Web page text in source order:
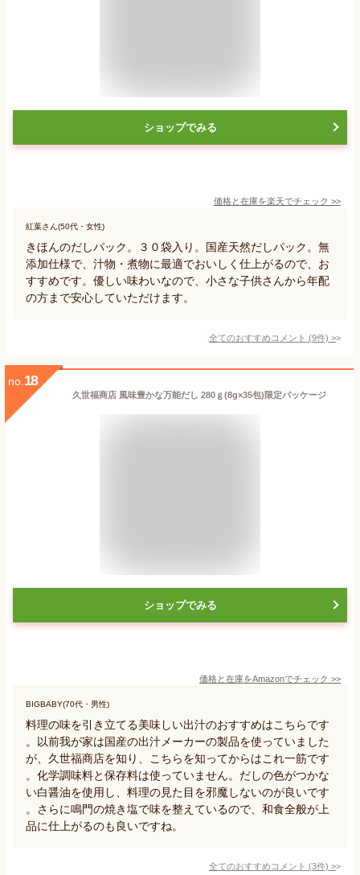
ショップでみる
価格と在庫を楽天でチェック >>
紅葉さん(50代・女性)
きほんのだしパック。３０袋入り。国産天然だしパック。無
添加仕様で、汁物・煮物に最適でおいしく仕上がるので、お
すすめです。優しい味わいなので、小さな子供さんから年配
の方まで安心していただけます。
全てのおすすめコメント (9件) >
no. 18
久世福商店 風味豊かな万能だし 280ｇ(8g×35包)限定パッケージ
ショップでみる
価格と在庫をAmazonでチェック >>
BIGBABY(70代・男性)
料理の味を引き立てる美味しい出汁のおすすめはこちらです
。以前我が家は国産の出汁メーカーの製品を使っていました
が、久世福商店を知り、こちらを知ってからはこれ一筋です
。化学調味料と保存料は使っていません。だしの色がつかな
い白醤油を使用し、料理の見た目を邪魔しないのが良いです
。さらに鳴門の焼き塩で味を整えているので、和食全般が上
品に仕上がるのも良いですね。
全てのおすすめコメント (3件) >